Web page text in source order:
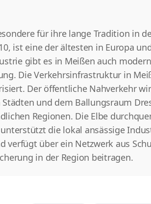
für ihre lange Tradition in
ist eine der ältesten in Europa
gibt es in Meißen auch
Die Verkehrsinfrastruktur in
Der öffentliche Nahverkehr
und dem Ballungsraum
Regionen. Die Elbe
die lokal ansässige
über ein Netzwerk aus
in der Region beitragen.